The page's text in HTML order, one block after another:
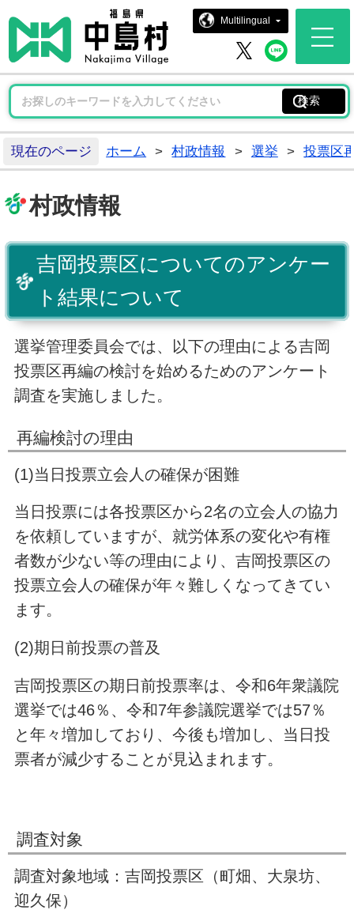
中島村ホ
Multilingual
中島村 X中島
現在のページ ホーム > 村政情報 > 選挙 > 投票区
村政情報
吉岡投票区についてのアンケー
ト結果について
選挙管理委員会では、以下の理由による吉岡
投票区再編の検討を始めるためのアンケート
調査を実施しました。
再編検討の理由
(1)当日投票立会人の確保が困難
当日投票には各投票区から2名の立会人の協力
を依頼していますが、就労体系の変化や有権
者数が少ない等の理由により、吉岡投票区の
投票立会人の確保が年々難しくなってきてい
ます。
(2)期日前投票の普及
吉岡投票区の期日前投票率は、令和6年衆議院
選挙では46％、令和7年参議院選挙では57％
と年々増加しており、今後も増加し、当日投
票者が減少することが見込まれます。
調査対象
調査対象地域：吉岡投票区（町畑、大泉坊、
迎久保）